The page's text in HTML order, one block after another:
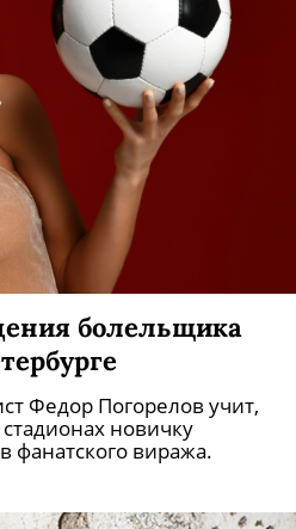
болельщика
Федор Погорелов учит,
новичку
фанатского виража.